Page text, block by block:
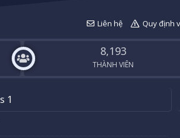
Liên hệ Quy định
8,193
THÀNH VIÊN
1